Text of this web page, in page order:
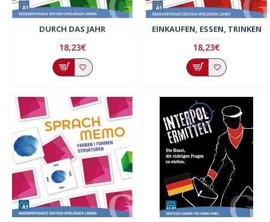
DURCH DAS JAHR
18,23€
EINKAUFEN, ESSEN, TRINKEN
18,23€